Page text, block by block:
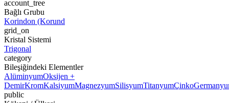
account_tree
Bağlı Grubu
Korindon (Korund
grid_on
Kristal Sistemi
Trigonal
category
Bileşiğindeki Elementler
AlüminyumOksijen +
DemirKromKalsiyumMagnezyumSilisyumTitanyumÇinko
public